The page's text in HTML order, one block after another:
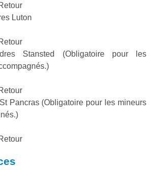
Luton
Stansted (Obligatoire pour les
Pancras (Obligatoire pour les mineurs